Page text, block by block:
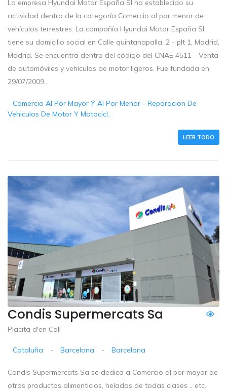
La empresa Hyundai Motor España Sl ha establecido su
actividad dentro de la categoría Comercio al por menor de
vehículos terrestres. La compañía Hyundai Motor España Sl
tiene su domicilio social en Calle quintanapalla, 2 - plt 1, Madrid,
Madrid. Se encuentra dentro del código del CNAE 4511 - Venta
de automóviles y vehículos de motor ligeros. Fue fundada en
29/07/2009...
Comercio Al Por Mayor Y Al Por Menor - Reparacion De
Vehiculos De Motor Y Motocicl..
LEER TODO
Condis Supermercats Sa
Placita d'en Coll
Cataluña - Barcelona - Barcelona
Condis Supermercats Sa se dedica a Comercio al por mayor de
otros productos alimenticios, helados de todas clases .. etc.